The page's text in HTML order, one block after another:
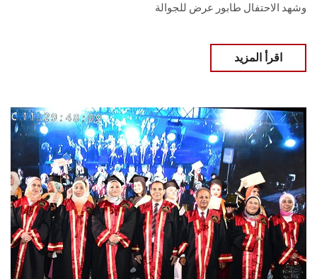
وشهد الاحتفال طابور عرض للجوالة
اقرأ المزيد